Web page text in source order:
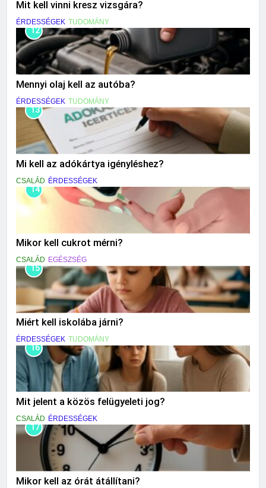
Mit kell vinni kresz vizsgára?
ÉRDESSÉGEK TUDOMÁNY
12
Mennyi olaj kell az autóba?
ÉRDESSÉGEK TUDOMÁNY
13
Mi kell az adókártya igényléshez?
CSALÁD ÉRDESSÉGEK
14
Mikor kell cukrot mérni?
CSALÁD EGÉSZSÉG
15
Miért kell iskolába járni?
ÉRDESSÉGEK TUDOMÁNY
16
Mit jelent a közös felügyeleti jog?
CSALÁD ÉRDESSÉGEK
17
Mikor kell az órát átállítani?